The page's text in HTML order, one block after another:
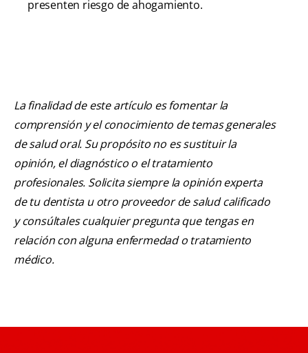
presenten riesgo de ahogamiento.
La finalidad de este artículo es fomentar la
comprensión y el conocimiento de temas generales
de salud oral. Su propósito no es sustituir la
opinión, el diagnóstico o el tratamiento
profesionales. Solicita siempre la opinión experta
de tu dentista u otro proveedor de salud calificado
y consúltales cualquier pregunta que tengas en
relación con alguna enfermedad o tratamiento
médico.